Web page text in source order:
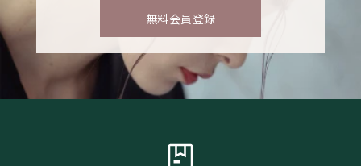
無料会員登録